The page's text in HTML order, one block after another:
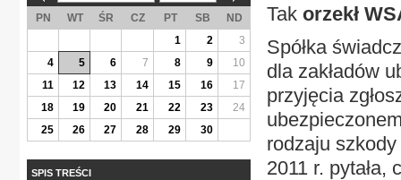
Tak orzekł
Spółka
dla zakładów
przyjęcia
rodzaju
2011 r. pytała,
PN WT ŚR CZ PT SB
ND
1
2
3
4
5 6 7 8 9
10
11
12 13 14 15 16
17
18
19 20 21 22 23
24
25
26 27 28 29 30
SPIS TREŚCI